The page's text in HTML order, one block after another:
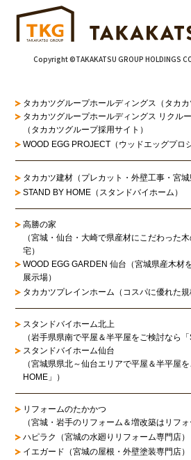
Copyright ©TAKAKATSU GROUP HOLDINGS
タカカツグループホールディングス（タカカ
タカカツグループホールディングス リクル
（タカカツグループ採用サイト）
WOOD EGG PROJECT（ウッドエッグプロ
タカカツ建材（プレカット・外壁工事・宮城
STAND BY HOME（スタンドバイホーム）
高勝の家
（宮城・仙台・大崎で県産材にこだわった
宅）
WOOD EGG GARDEN 仙台（宮城県産木材
展示場）
タカカツプレインホーム（コスパに優れた規
スタンドバイホーム北上
（岩手県県南で平屋＆半平屋をご検討なら「
スタンドバイホーム仙台
（宮城県県北～仙台エリアで平屋＆半平屋
HOME」）
リフォームのたかかつ
（宮城・岩手のリフォーム＆増改築はリフォ
ハピラク（宮城の水廻りリフォーム専門店）
イエガード（宮城の屋根・外壁塗装専門店）